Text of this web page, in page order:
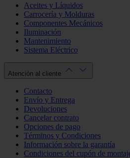
Aceites y Líquidos
Carrocería y Molduras
Componentes Mecánicos
Iluminación
Mantenimiento
Sistema Eléctrico
Atención al cliente
Contacto
Envío y Entrega
Devoluciones
Cancelar contrato
Opciones de pago
Términos y Condiciones
Información sobre la garantía
Condiciones del cupón de